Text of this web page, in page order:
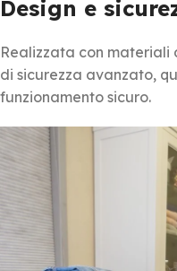
Design e
Realizzata con materiali
di sicurezza avanzato,
funzionamento sicuro.